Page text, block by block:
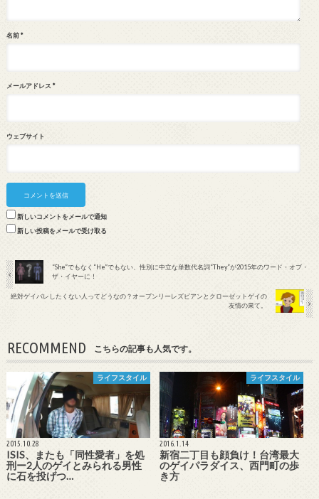
名前 *
メールアドレス *
ウェブサイト
新しいコメントをメールで通知
新しい投稿をメールで受け取る
“She”でもなく“He”でもない、性別に中立な単数代名詞“They”が2015年のワード・オブ・
ザ・イヤーに！
絶対ゲイバレしたくない人ってどうなの？オープンリーレズビアンとクローゼットゲイの
友情の果て。
RECOMMEND こちらの記事も人気です。
ライフスタイル
2015.10.28
ISIS、またも「同性愛者」を処
刑ー2人のゲイとみられる男性
に石を投げつ…
ライフスタイル
2016.1.14
新宿二丁目も顔負け！台湾最大
のゲイパラダイス、西門町の歩
き方